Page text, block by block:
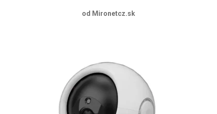
od Mironetcz.sk